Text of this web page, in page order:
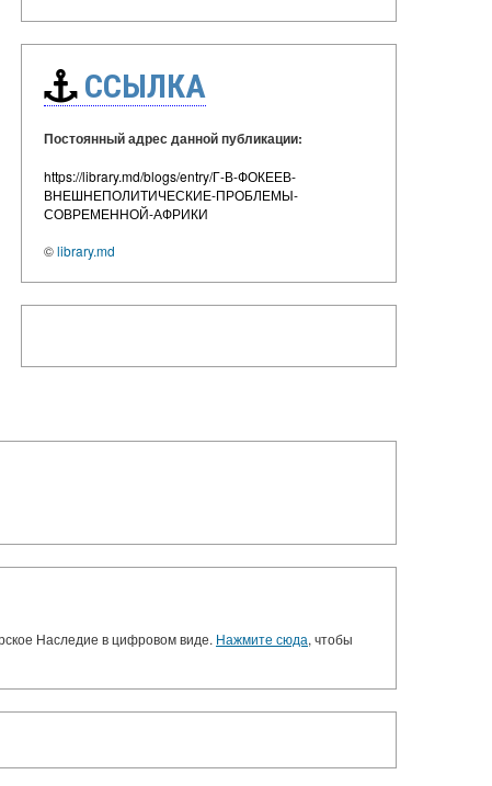
ССЫЛКА
Постоянный адрес данной публикации:
https://library.md/blogs/entry/Г-В-ФОКЕЕВ-
ВНЕШНЕПОЛИТИЧЕСКИЕ-ПРОБЛЕМЫ-
СОВРЕМЕННОЙ-АФРИКИ
©library.md
Наследие в цифровом виде. Нажмите сюда, чтобы